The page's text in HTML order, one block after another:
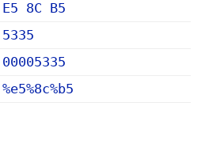
E5 8C B5
5335
00005335
%e5%8c%b5